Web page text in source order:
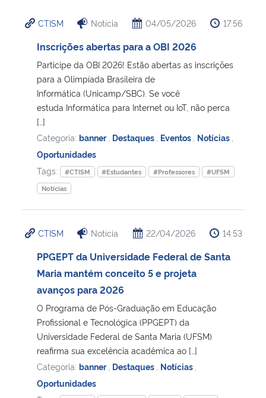
CTISM Notícia 04/05/2026 17:56
Inscrições abertas para a OBI 2026
Participe da OBI 2026! Estão abertas as inscrições
para a Olimpíada Brasileira de
Informática (Unicamp/SBC). Se você
estuda Informática para Internet ou IoT, não perca
[…]
Categoria: banner Destaques Eventos Notícias
Oportunidades
Tags:
#CTISM #Estudantes #Professores
#UFSM
Notícias
CTISM Notícia 22/04/2026 14:53
PPGEPT da Universidade Federal de Santa
Maria mantém conceito 5 e projeta
avanços para 2026
O Programa de Pós-Graduação em Educação
Profissional e Tecnológica (PPGEPT) da
Universidade Federal de Santa Maria (UFSM)
reafirma sua excelência acadêmica ao […]
Categoria: banner Destaques Notícias
Oportunidades